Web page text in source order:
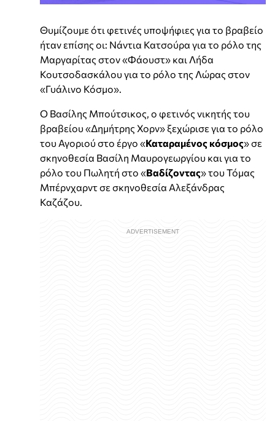
Θυμίζουμε ότι φετινές υποψήφιες για το βραβείο
ήταν επίσης οι: Νάντια Κατσούρα για το ρόλο της
Μαργαρίτας στον «Φάουστ» και Λήδα
Κουτσοδασκάλου για το ρόλο της Λώρας στον
«Γυάλινο Κόσμο».
Ο Βασίλης Μπούτσικος, ο φετινός νικητής του
βραβείου «Δημήτρης Χορν» ξεχώρισε για το ρόλο
του Αγοριού στο έργο «Καταραμένος κόσμος» σε
σκηνοθεσία Βασίλη Μαυρογεωργίου και για το
ρόλο του Πωλητή στο «Βαδίζοντας» του Τόμας
Μπέρνχαρντ σε σκηνοθεσία Αλεξάνδρας
Καζάζου.